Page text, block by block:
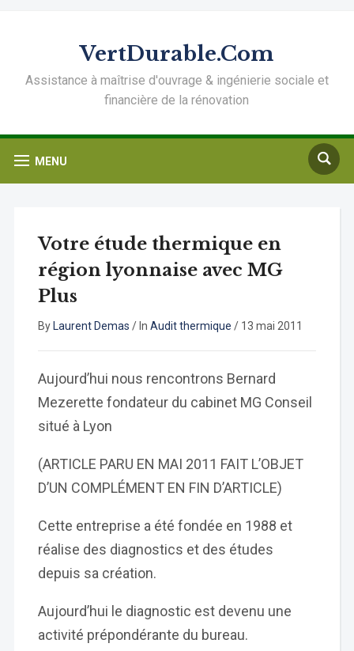
VertDurable.Com
Assistance à maîtrise d'ouvrage & ingénierie sociale et
financière de la rénovation
MENU
Votre étude thermique en
région lyonnaise avec MG
Plus
By Laurent Demas / In Audit thermique / 13 mai 2011
Aujourd’hui nous rencontrons Bernard
Mezerette fondateur du cabinet MG Conseil
situé à Lyon
(ARTICLE PARU EN MAI 2011 FAIT L’OBJET
D’UN COMPLÉMENT EN FIN D’ARTICLE)
Cette entreprise a été fondée en 1988 et
réalise des diagnostics et des études
depuis sa création.
Aujourd’hui le diagnostic est devenu une
activité prépondérante du bureau.